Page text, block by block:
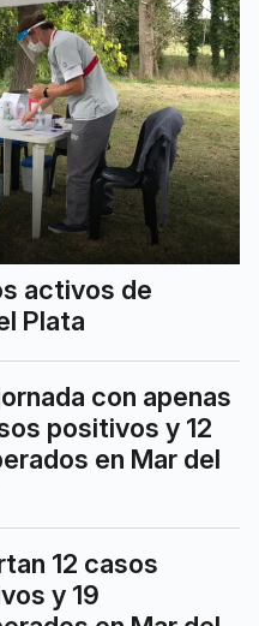
activos de
Plata
con apenas
positivos y 12
en Mar del
12 casos
y 19